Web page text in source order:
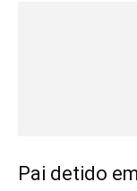
Pai detido